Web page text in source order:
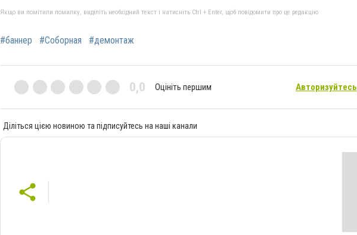
Якщо ви помітили помилку, виділіть необхідний текст і натисніть Ctrl + Enter, щоб повідомити про це редакцію
#баннер #Соборная #демонтаж
0,0 Оцініть першим Авторизуйтесь
Діліться цією новиною та підписуйтесь на наші канали